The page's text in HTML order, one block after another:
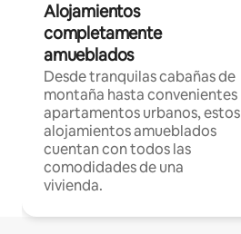
Alojamientos
completamente
amueblados
Desde tranquilas cabañas de
montaña hasta convenientes
apartamentos urbanos, estos
alojamientos amueblados
cuentan con todos las
comodidades de una
vivienda.